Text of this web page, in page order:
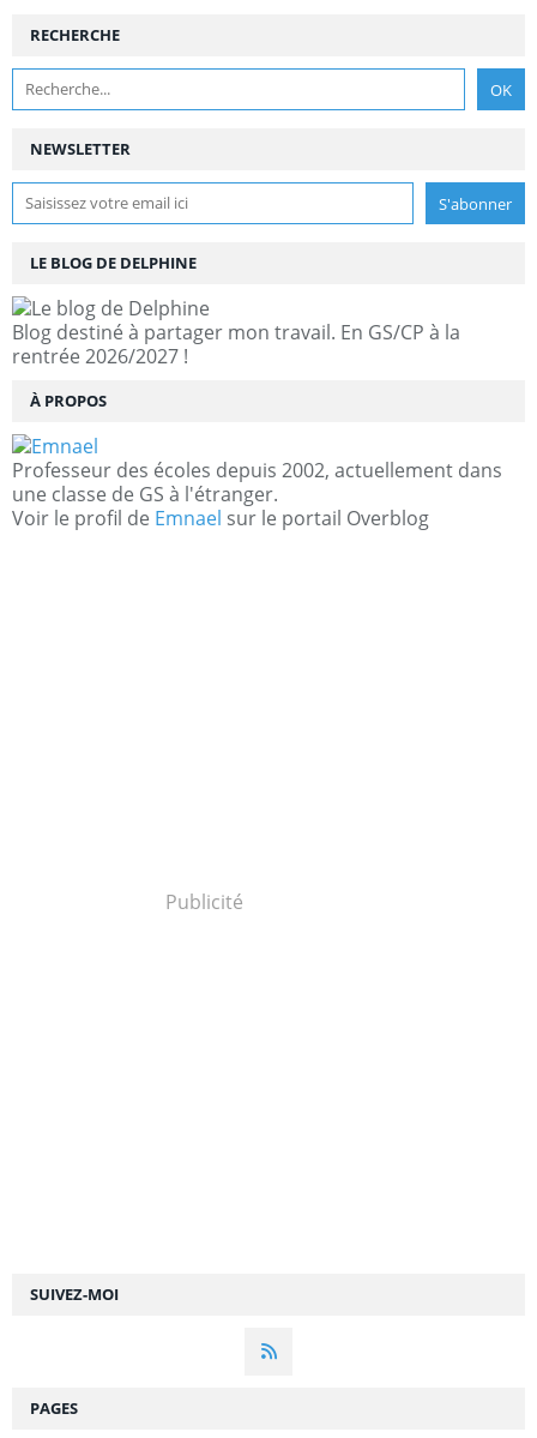
NEWSLETTER
SUIVEZ-MOI
RECHERCHE
LE BLOG DE DELPHINE
Blog destiné à partager mon travail. En GS/CP à la
rentrée 2026/2027 !
À PROPOS
Professeur des écoles depuis 2002, actuellement dans
une classe de GS à l'étranger.
Voir le profil de Emnael sur le portail Overblog
Publicité
PAGES